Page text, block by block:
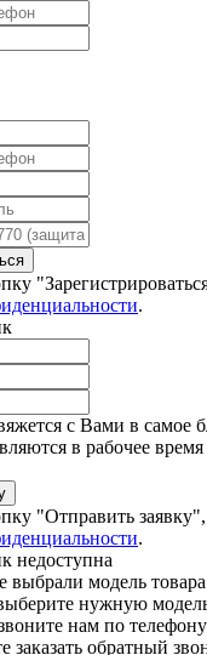
.
с Вами в самое
в рабочее
"Отправить
.
недоступна
модель товара
нужную
нам по
обратный